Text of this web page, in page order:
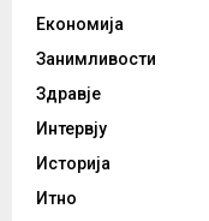
Економија
Занимливости
Здравје
Интервју
Историја
Итно